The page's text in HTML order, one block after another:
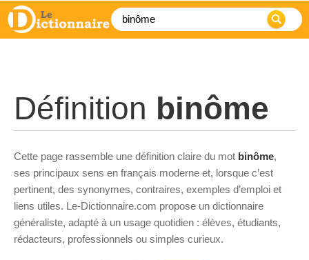
Définition binôme
Cette page rassemble une définition claire du mot binôme,
ses principaux sens en français moderne et, lorsque c’est
pertinent, des synonymes, contraires, exemples d’emploi et
liens utiles. Le-Dictionnaire.com propose un dictionnaire
généraliste, adapté à un usage quotidien : élèves, étudiants,
rédacteurs, professionnels ou simples curieux.